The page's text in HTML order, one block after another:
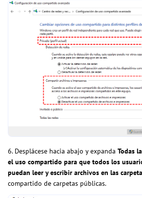
6. Desplácese hacia abajo y expanda Todas
el uso compartido para que todos los
puedan leer y escribir archivos en las
compartido de carpetas públicas.